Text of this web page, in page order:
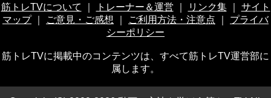
筋トレTVについて トレーナー＆運営 リンク集｜ サイト
マップ｜ ご意見・ご感想 ご利用方法・注意点
プライバ
シーポリシー
筋トレTVに掲載中のコンテンツは、すべて筋トレTV運営部に
属します。